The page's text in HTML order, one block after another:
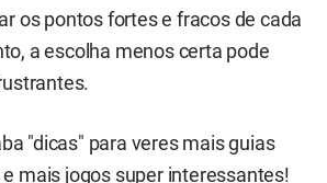
os pontos fortes e fracos de cada
a escolha menos certa pode
"dicas" para veres mais guias
mais jogos super interessantes!